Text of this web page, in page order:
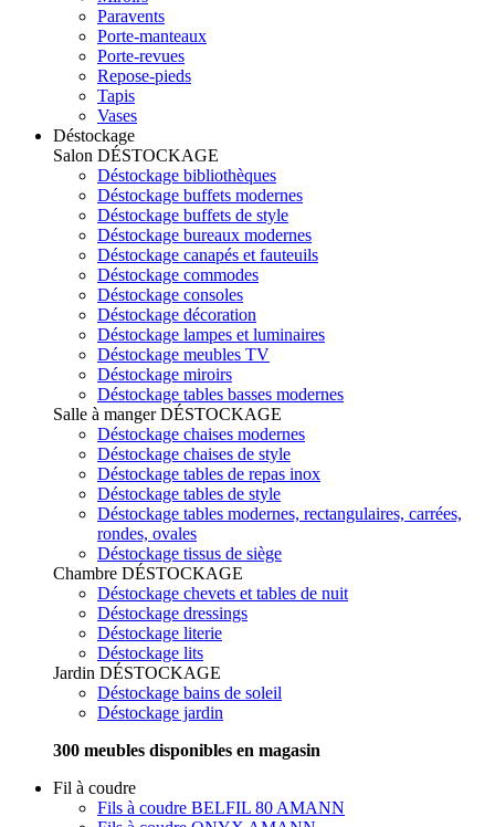
Paravents
Porte-manteaux
Porte-revues
Repose-pieds
Tapis
Vases
Déstockage
Salon DÉSTOCKAGE
Déstockage bibliothèques
Déstockage buffets modernes
Déstockage buffets de style
Déstockage bureaux modernes
Déstockage canapés et fauteuils
Déstockage commodes
Déstockage consoles
Déstockage décoration
Déstockage lampes et luminaires
Déstockage meubles TV
Déstockage miroirs
Déstockage tables basses modernes
Salle à mangerDÉSTOCKAGE
Déstockage chaises modernes
Déstockage chaises de style
Déstockage tables de repas inox
Déstockage tables de style
Déstockage tables modernes, rectangulaires, carrées,
rondes, ovales
Déstockage tissus de siège
Chambre DÉSTOCKAGE
Déstockage chevets et tables de nuit
Déstockage dressings
Déstockage literie
Déstockage lits
Jardin DÉSTOCKAGE
Déstockage bains de soleil
Déstockage jardin
300 meubles disponibles en magasin
Fil à coudre
Fils à coudre BELFIL 80 AMANN